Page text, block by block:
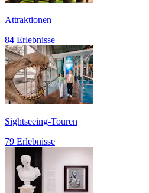
Attraktionen
84 Erlebnisse
Sightseeing-Touren
79 Erlebnisse